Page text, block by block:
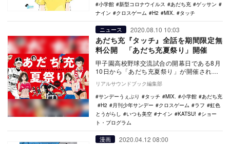
小学館
新型コロナウイルス あだち充
ゲッサン
ナイン
クロスゲーム H2 MIX. タッチ
ニュース 2020.08.10 10:03
あだち充『タッチ』全話を期間限定無
料公開 「あだち充夏祭り」開催
甲子園高校野球交流試合の開幕日である8月
10日から「あだち充夏祭り」が開催され
る。 『ナイン』『ラフ』『虹色とうがら
し』『い…
リアルサウンドブック編集部
サンデーうぇぶり
タッチ MIX. 小学館
あだち充
H2
月刊少年サンデー クロスゲーム ラフ
虹色
とうがらし
いつも美空 ナイン KATSU!
ショー
ト・プログラム
漫画 2020.04.12 08:00